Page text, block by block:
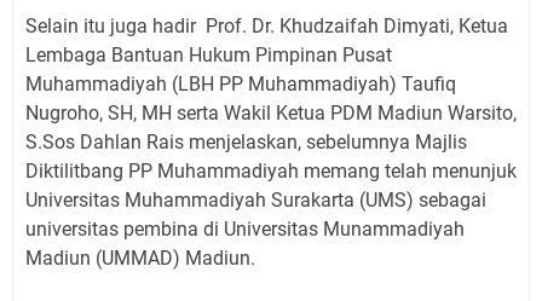
Selain itu juga hadir Prof. Dr. Khudzaifah Dimyati, Ketua
Lembaga Bantuan Hukum Pimpinan Pusat
Muhammadiyah (LBH PP Muhammadiyah) Taufiq
Nugroho, SH, MH serta Wakil Ketua PDM Madiun Warsito,
S.Sos Dahlan Rais menjelaskan, sebelumnya Majlis
Diktilitbang PP Muhammadiyah memang telah menunjuk
Universitas Muhammadiyah Surakarta (UMS) sebagai
universitas pembina di Universitas Munammadiyah
Madiun (UMMAD) Madiun.